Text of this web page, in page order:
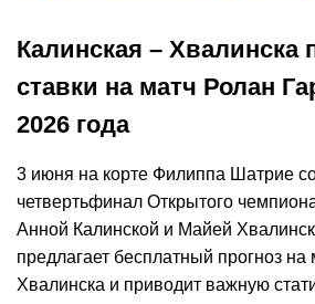
Калинская – Хвалинска
ставки на матч Ролан
2026 года
3 июня на корте Филиппа Шатрие
четвертьфинал Открытого
Анной Калинской и Майей
предлагает бесплатный прогноз на
Хвалинска и приводит важную